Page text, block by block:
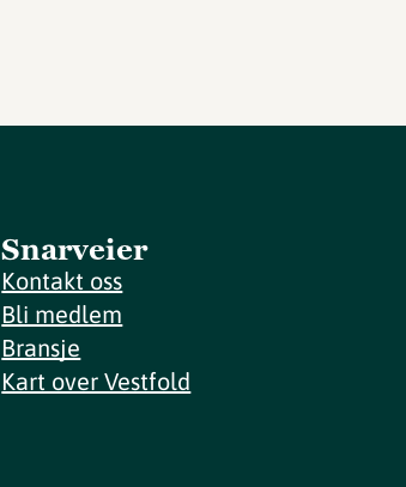
Snarveier
Kontakt oss
Bli medlem
Bransje
Kart over Vestfold